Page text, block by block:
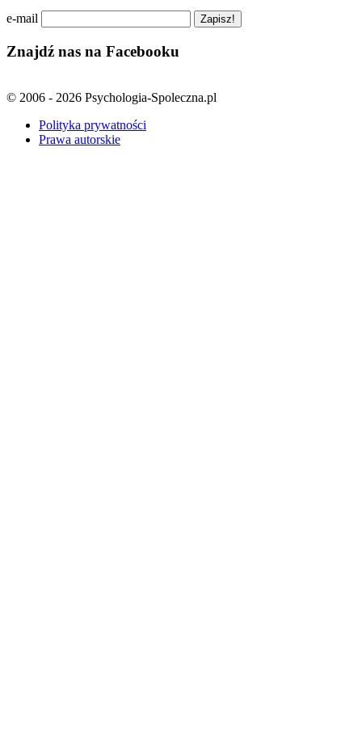
e-mail
Znajdź nas na Facebooku
© 2006 - 2026 Psychologia-Spoleczna.pl
Polityka prywatności
Prawa autorskie